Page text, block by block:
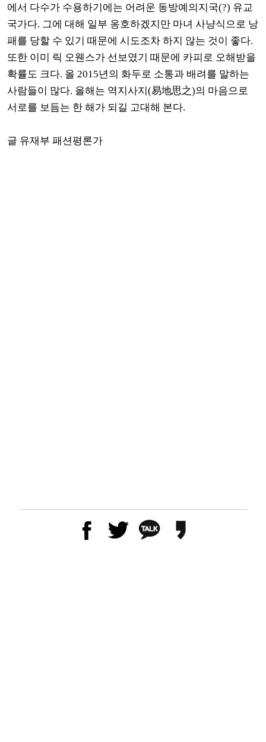
에서 다수가 수용하기에는 어려운 동방예의지국(?) 유교
국가다. 그에 대해 일부 옹호하겠지만 마녀 사냥식으로 낭
패를 당할 수 있기 때문에 시도조차 하지 않는 것이 좋다.
또한 이미 릭 오웬스가 선보였기 때문에 카피로 오해받을
확률도 크다. 올 2015년의 화두로 소통과 배려를 말하는
사람들이 많다. 올해는 역지사지(易地思之)의 마음으로
서로를 보듬는 한 해가 되길 고대해 본다.
글 유재부 패션평론가